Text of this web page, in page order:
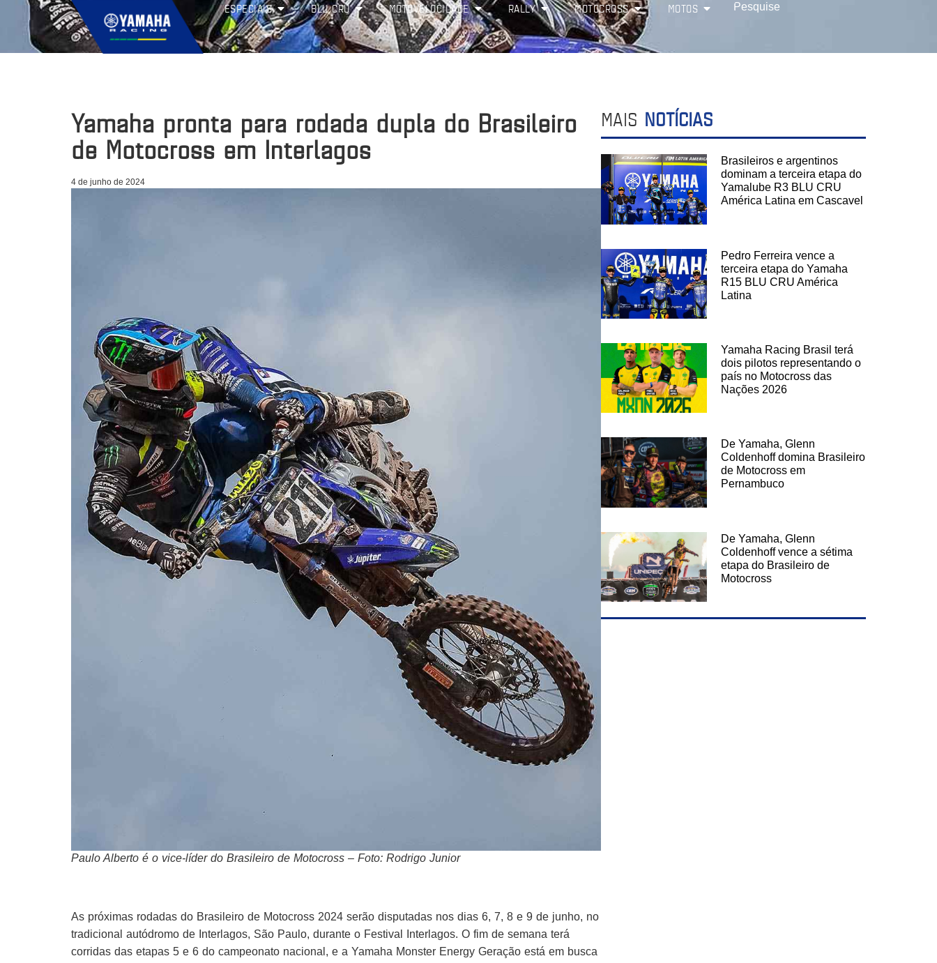
ESPECIAIS BLU CRU MOTOVELOCIDADE RALLY MOTOCROSS MOTOS
Yamaha pronta para rodada dupla do Brasileiro
de Motocross em Interlagos
4 de junho de 2024
Paulo Alberto é o vice-líder do Brasileiro de Motocross – Foto: Rodrigo Junior
As próximas rodadas do Brasileiro de Motocross 2024 serão disputadas nos dias 6, 7, 8 e 9 de junho, no
tradicional autódromo de Interlagos, São Paulo, durante o Festival Interlagos. O fim de semana terá
corridas das etapas 5 e 6 do campeonato nacional, e a Yamaha Monster Energy Geração está em busca
MAIS NOTÍCIAS
Brasileiros e argentinos
dominam a terceira etapa do
Yamalube R3 BLU CRU
América Latina em Cascavel
Pedro Ferreira vence a
terceira etapa do Yamaha
R15 BLU CRU América
Latina
Yamaha Racing Brasil terá
dois pilotos representando o
país no Motocross das
Nações 2026
De Yamaha, Glenn
Coldenhoff domina Brasileiro
de Motocross em
Pernambuco
De Yamaha, Glenn
Coldenhoff vence a sétima
etapa do Brasileiro de
Motocross